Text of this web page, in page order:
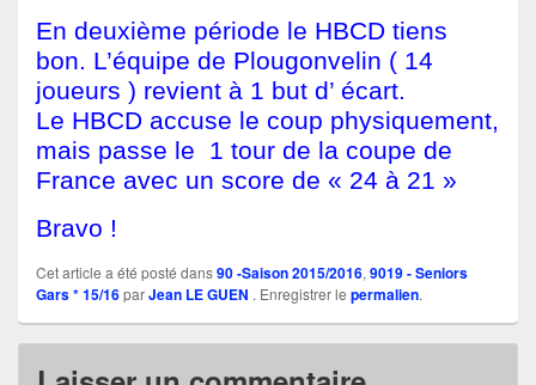
En deuxième période le HBCD tiens
bon. L’équipe de Plougonvelin ( 14
joueurs ) revient à 1 but d’ écart.
Le HBCD accuse le coup physiquement,
mais passe le 1 tour de la coupe de
France avec un score de « 24 à 21 »
Bravo !
Cet article a été posté dans90 -Saison 2015/2016, 9019 - Seniors
Gars * 15/16parJean LE GUEN . Enregistrer le permalien.